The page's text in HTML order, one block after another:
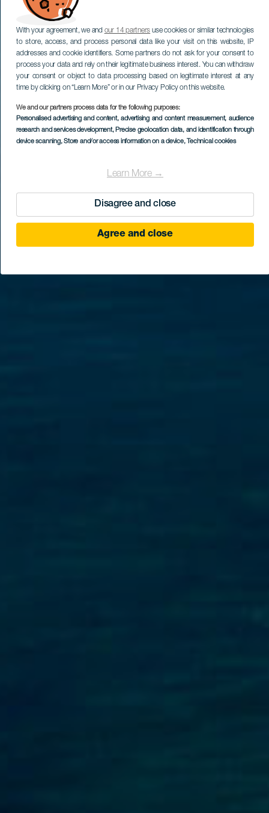
With your agreement, we and our 14 partners use cookies or similar technologies
to store, access, and process personal data like your visit on this website, IP
addresses and cookie identifiers. Some partners do not ask for your consent to
process your data and rely on their legitimate business interest. You can withdraw
your consent or object to data processing based on legitimate interest at any
time by clicking on “Learn More” or in our Privacy Policy on this website.
We and our partners process data for the following purposes:
Personalised advertising and content, advertising and content measurement, audience
research and services development, Precise geolocation data, and identification through
device scanning, Store and/or access information on a device, Technical cookies
Learn More →
Disagree and close
Agree and close